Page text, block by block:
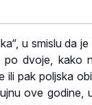
u smislu da
dvoje, kako
ili pak poljska
ove godine,